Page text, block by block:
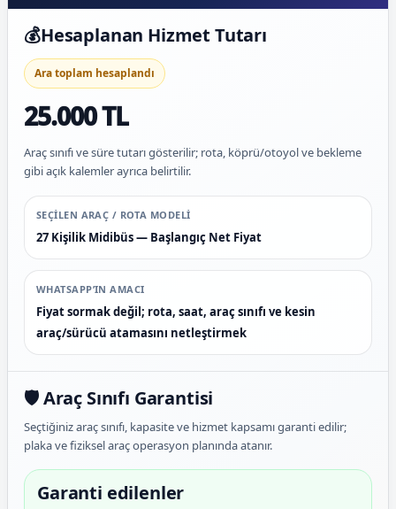
💰Hesaplanan Hizmet Tutarı
Ara toplam hesaplandı
25.000 TL
Araç sınıfı ve süre tutarı gösterilir; rota, köprü/otoyol ve bekleme
gibi açık kalemler ayrıca belirtilir.
SEÇILEN ARAÇ / ROTA MODELI
27 Kişilik Midibüs — Başlangıç Net Fiyat
WHATSAPP’IN AMACI
Fiyat sormak değil; rota, saat, araç sınıfı ve kesin
araç/sürücü atamasını netleştirmek
🛡️ Araç Sınıfı Garantisi
Seçtiğiniz araç sınıfı, kapasite ve hizmet kapsamı garanti edilir;
plaka ve fiziksel araç operasyon planında atanır.
Garanti edilenler